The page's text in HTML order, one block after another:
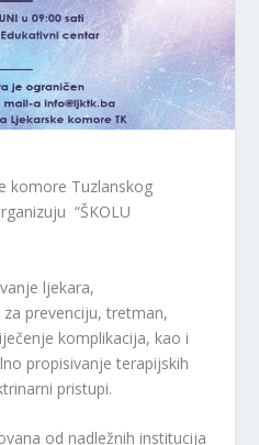
komore Tuzlanskog
“ŠKOLU
ljekara,
prevenciju, tretman,
komplikacija, kao i
propisivanje terapijskih
pristupi.
od nadležnih institucija